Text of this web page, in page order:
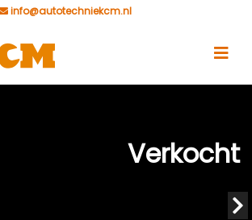
info@autotechniekcm.nl
Verkocht